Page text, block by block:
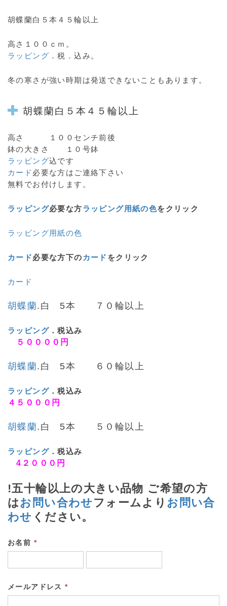
胡蝶蘭白５本４５輪以上
高さ１００ｃｍ。
ラッピング ．税．込み。
冬の寒さが強い時期は発送できないこともあります。
胡蝶蘭白５本４５輪以上
高さ １００センチ前後
鉢の大きさ １０号鉢
ラッピング込です
カード 必要な方はご連絡下さい
無料でお付けします。
ラッピング必要な方ラッピング用紙の色をクリック
ラッピング用紙の色
カード必要な方下の カード をクリック
カード
胡蝶蘭.白 5本 ７０輪以上
ラッピング ．税込み
５００００円
胡蝶蘭.白 5本 ６０輪以上
ラッピング ．税込み
４５０００円
胡蝶蘭.白 5本 ５０輪以上
ラッピング ．税込み
4２０００円
!五十輪以上の大きい品物 ご希望の方
はお問い合わせ フォームより お問い合
わせ ください。
お名前 *
メールアドレス*